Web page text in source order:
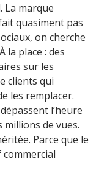
La marque
quasiment pas
on cherche
la place : des
sur les
clients qui
les remplacer.
l’heure
de vues.
Parce que le